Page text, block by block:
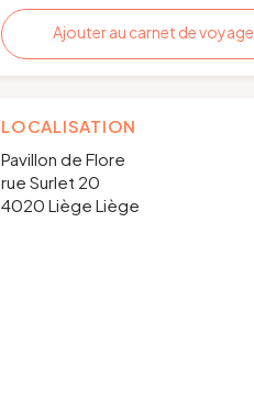
Ajouter au carnet de voyage
LOCALISATION
Pavillon de Flore
rue Surlet 20
4020 Liège Liège